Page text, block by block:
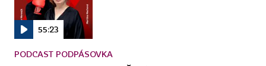
55:23
PODCAST PODPÁSOVKA